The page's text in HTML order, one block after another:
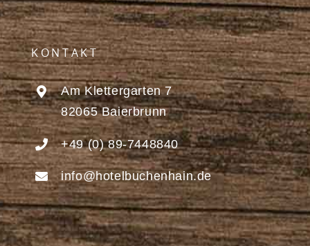
KONTAKT
Am Klettergarten 7
82065 Baierbrunn
+49 (0) 89-7448840
info@hotelbuchenhain.de